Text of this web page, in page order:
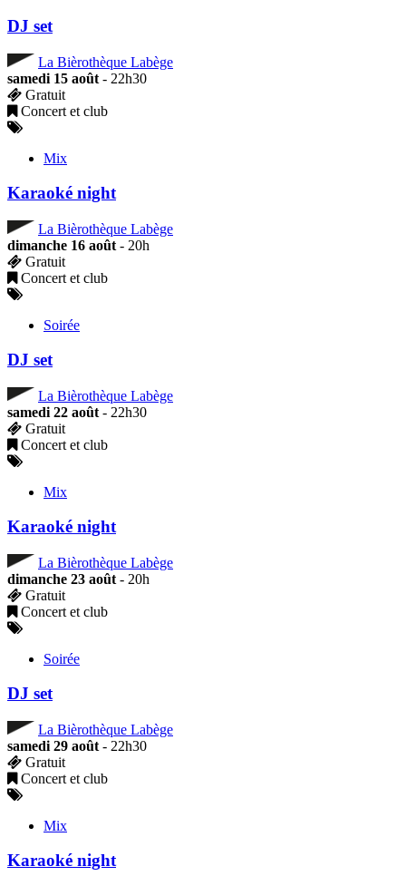
DJ set
La Bièrothèque Labège
samedi 15 août - 22h30
Gratuit
Concert et club
Mix
Karaoké night
La Bièrothèque Labège
dimanche 16 août - 20h
Gratuit
Concert et club
Soirée
DJ set
La Bièrothèque Labège
samedi 22 août - 22h30
Gratuit
Concert et club
Mix
Karaoké night
La Bièrothèque Labège
dimanche 23 août - 20h
Gratuit
Concert et club
Soirée
DJ set
La Bièrothèque Labège
samedi 29 août - 22h30
Gratuit
Concert et club
Mix
Karaoké night